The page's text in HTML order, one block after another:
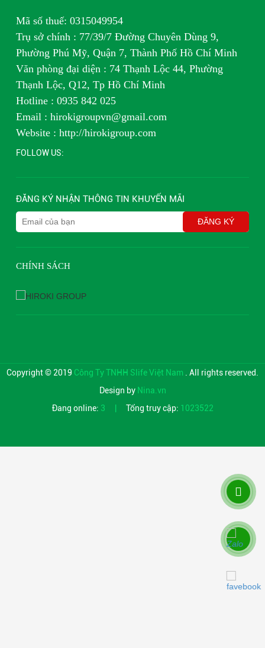
Mã số thuế: 0315049954
Trụ sở chính : 77/39/7 Đường Chuyên Dùng 9,
Phường Phú Mỹ, Quận 7, Thành Phố Hồ Chí Minh
Văn phòng đại diện : 74 Thạnh Lộc 44, Phường
Thạnh Lộc, Q12, Tp Hồ Chí Minh
Hotline : 0935 842 025
Email : hirokigroupvn@gmail.com
Website : http://hirokigroup.com
FOLLOW US:
ĐĂNG KÝ NHẬN THÔNG TIN KHUYẾN MÃI
CHÍNH SÁCH
Copyright © 2019 Công Ty TNHH Slife Việt Nam . All rights reserved.
Design by Nina.vn
Đang online: 3 Tổng truy cập: 1023522